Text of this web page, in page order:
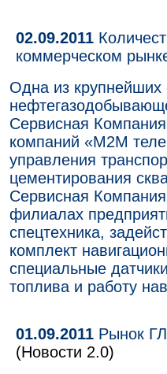
02.09.2011
коммерческом
Одна из крупнейших
Сервисная
компаний «М2М
управления
цементирования
Сервисная
филиалах
спецтехника,
комплект
специальные
топлива и работу
01.09.2011 Рынок
(Новости 2.0)